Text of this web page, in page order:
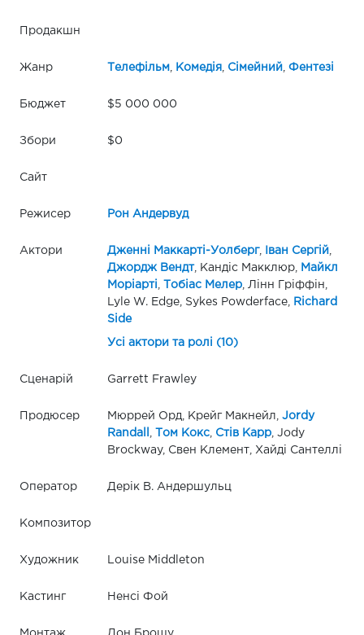
Продакшн
Жанр Телефільм, Комедія, Сімейний Фентезі
Бюджет $5 000 000
Збори $0
Сайт
Режисер Рон Андервуд
Актори Дженні Маккарті-Уолберг, Іван Сергій
Джордж Вендт, Кандіс Макклюр,
Майкл
Моріарті
Тобіас Мелер, Лінн Гріффін,
Lyle W. Edge, Sykes Powderface,
Richard
Side
Усі актори та ролі (10)
Сценарій Garrett Frawley
Продюсер Мюррей Орд, Крейг Макнейл, Jordy
Randall
Том Кокс, Стів Карр, Jody
Brockway, Свен Клемент, Хайді Сантеллі
Оператор Дерік В. Андершульц
Композитор
Художник Louise Middleton
Кастинг Ненсі Фой